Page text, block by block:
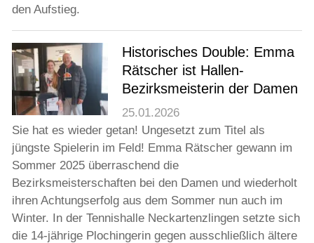
den Aufstieg.
Historisches Double: Emma
Rätscher ist Hallen-
Bezirksmeisterin der Damen
25.01.2026
Sie hat es wieder getan! Ungesetzt zum Titel als
jüngste Spielerin im Feld! Emma Rätscher gewann im
Sommer 2025 überraschend die
Bezirksmeisterschaften bei den Damen und wiederholt
ihren Achtungserfolg aus dem Sommer nun auch im
Winter. In der Tennishalle Neckartenzlingen setzte sich
die 14-jährige Plochingerin gegen ausschließlich ältere